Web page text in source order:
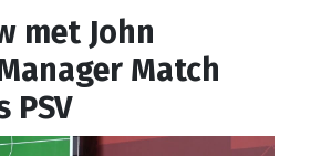
met John
Match
PSV